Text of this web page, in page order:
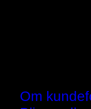
Om